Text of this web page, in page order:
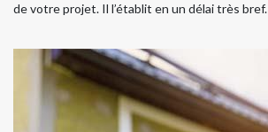
de votre projet. Il l’établit en un délai très bref.